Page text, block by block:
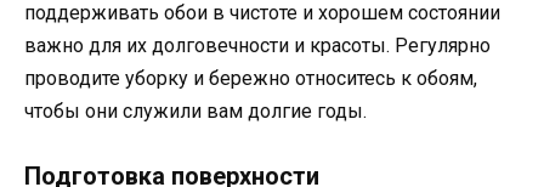
поддерживать обои в чистоте и хорошем состоянии
важно для их долговечности и красоты. Регулярно
проводите уборку и бережно относитесь к обоям,
чтобы они служили вам долгие годы.
Подготовка поверхности